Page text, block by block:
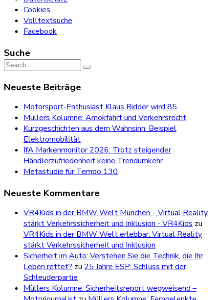
Cookies
Volltextsuche
Facebook
Suche
Search
Neueste Beiträge
Motorsport-Enthusiast Klaus Ridder wird 85
Müllers Kolumne: Amokfahrt und Verkehrsrecht
Kurzgeschichten aus dem Wahnsinn: Beispiel
Elektromobilität
IfA Markenmonitor 2026: Trotz steigender
Händlerzufriedenheit keine Trendumkehr
Metastudie für Tempo 130
Neueste Kommentare
VR4Kids in der BMW Welt München – Virtual Reality
stärkt Verkehrssicherheit und Inklusion - VR4Kids zu
VR4Kids in der BMW Welt erlebbar: Virtual Reality
stärkt Verkehrssicherheit und Inklusion
Sicherheit im Auto: Verstehen Sie die Technik, die Ihr
Leben rettet? zu 25 Jahre ESP: Schluss mit der
Schleuderpartie
Müllers Kolumne: Sicherheitsreport wegweisend –